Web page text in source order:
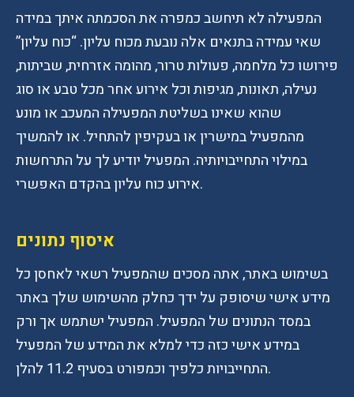
המפעילה לא תיחשב כמפרה את הסכמתה איתך במידה
שאי עמידה בתנאים אלה נובעת מכוח עליון. “כוח עליון”
פירושו כל מלחמה, פעולות טרור, מהומה אזרחית, שביתות,
נעילה, תאונות, מגיפות וכל אירוע אחר מכל טבע או סוג
שהוא שאינו בשליטת המפעילה המעכב או מונע
מהמפעיל במישרין או בעקיפין להתחיל. או להמשיך
במילוי התחייבויותיה. המפעיל יודיע לך על התרחשות
אירוע כוח עליון בהקדם האפשרי.
איסוף נתונים
בשימוש באתר, אתה מסכים שהמפעיל רשאי לאחסן כל
מידע אישי שיסופק על ידך כחלק מהשימוש שלך באתר
במסד הנתונים של המפעיל. המפעיל ישתמש אך ורק
במידע אישי כזה כדי למלא את המידע של המפעיל
התחייבויות כלפיך וכמפורט בסעיף 11.2 להלן.